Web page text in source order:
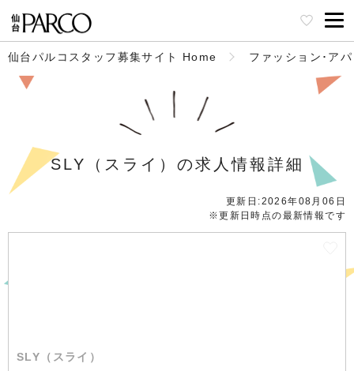
仙台パルコスタッフ募集サイト Home ファッション･ア
SLY（スライ）の求人情報詳細
更新日:2026年08月06日
※更新日時点の最新情報です
SLY（スライ）